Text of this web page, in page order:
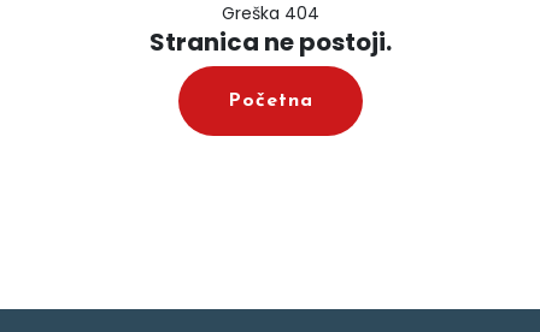
Greška 404
Stranica ne postoji.
Početna